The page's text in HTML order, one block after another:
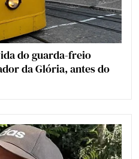
do guarda-freio
da Glória, antes do